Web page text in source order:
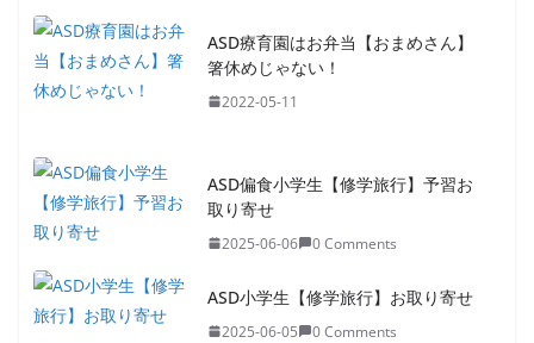
ASD療育園はお弁当【おまめさん】
箸休めじゃない！
2022-05-11
ASD偏食小学生【修学旅行】予習お
取り寄せ
2025-06-06 0 Comments
ASD小学生【修学旅行】お取り寄せ
2025-06-05 0 Comments